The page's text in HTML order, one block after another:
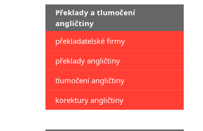
Překlady a tlumočení
angličtiny
překladatelské firmy
překlady angličtiny
tlumočení angličtiny
korektury angličtiny